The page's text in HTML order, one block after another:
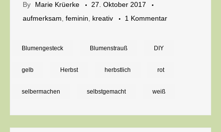
By Marie Krüerke
27. Oktober 2017
aufmerksam feminin kreativ 1 Kommentarzu
Blumengesteck Blumenstrauß DIY
gelb Herbst herbstlich rot
selbermachen selbstgemacht weiß